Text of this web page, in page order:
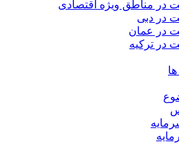
در مناطق ویژه اقتصادی
در دبی
در عمان
در ترکیه